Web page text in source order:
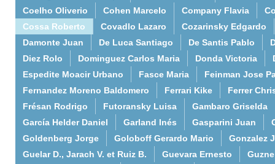
Coelho Oliverio
Cohen Marcelo Company Flavia
Cossa Roberto
Covadlo Lazaro
Cozarinsky Edgardo
Damonte Juan
De Luca Santiago De Santis Pablo
Diez Rolo
Dominguez Carlos Maria Donda Victoria
Espedite Moacir Urbano
Fasce Maria
Feinman Jose
Fernandez Moreno Baldomero
Ferrari Kike
Ferrer
Frésan Rodrigo
Futoransky Luisa
Gambaro Griselda
García Helder Daniel
Garland Inés Gasparini Juan
Goldenberg Jorge
Goloboff Gerardo Mario
Gonzalez
Guelar D., Jarach V. et Ruiz B.
Guevara Ernesto